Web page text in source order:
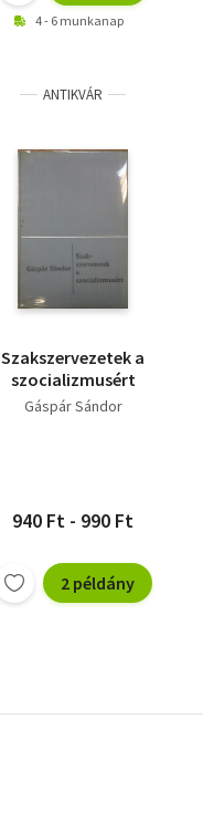
4 - 6 munkanap
ANTIKVÁR
Szakszervezetek a
szocializmusért
Gáspár Sándor
940 Ft - 990 Ft
2 példány